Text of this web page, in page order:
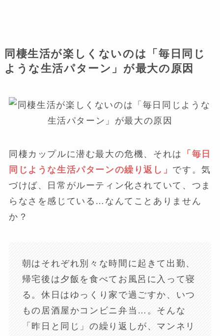
同棲生活が楽しくないのは「毎日同じ
ような生活パターン」が最大の原因
同棲カップルに潜む最大の危機、それは
「毎日
同じような生活パターンの繰り返し」 です。気
づけば、日常がルーティン化されていて、つま
らなさを感じている…なんてことありません
か？
朝はそれぞれ別々な時間に起きて出勤、
帰宅後は夕飯を食べてお風呂に入って寝
る。休日はゆっくり家で過ごすか、いつ
もの居酒屋かコンビニ弁当…。そんな
「昨日と同じ」の繰り返しが、マンネリ